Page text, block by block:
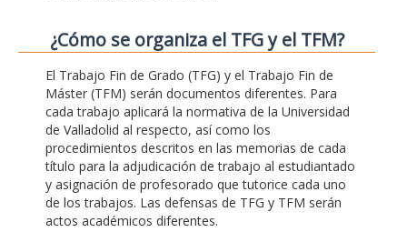
¿Cómo se organiza el TFG y el TFM?
El Trabajo Fin de Grado (TFG) y el Trabajo Fin de
Máster (TFM) serán documentos diferentes. Para
cada trabajo aplicará la normativa de la Universidad
de Valladolid al respecto, así como los
procedimientos descritos en las memorias de cada
título para la adjudicación de trabajo al estudiantado
y asignación de profesorado que tutorice cada uno
de los trabajos. Las defensas de TFG y TFM serán
actos académicos diferentes.